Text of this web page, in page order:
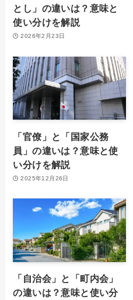
とし」の違いは？意味と
使い分けを解説
2026年2月23日
「官僚」と「国家公務
員」の違いは？意味と使
い分けを解説
2025年12月26日
「自治会」と「町内会」
の違いは？意味と使い分